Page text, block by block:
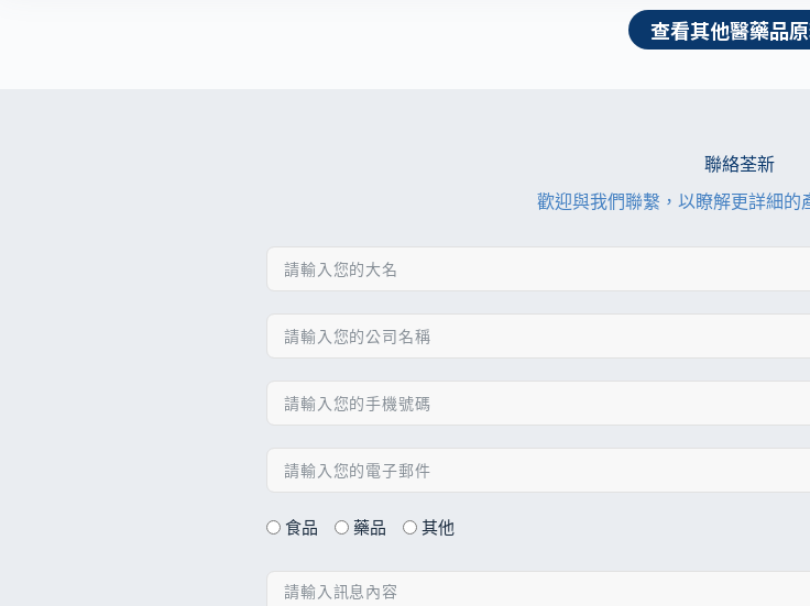
查看其他醫藥品
聯絡荃新
歡迎與我們聯繫，以瞭解更詳細的
食品 藥品 其他